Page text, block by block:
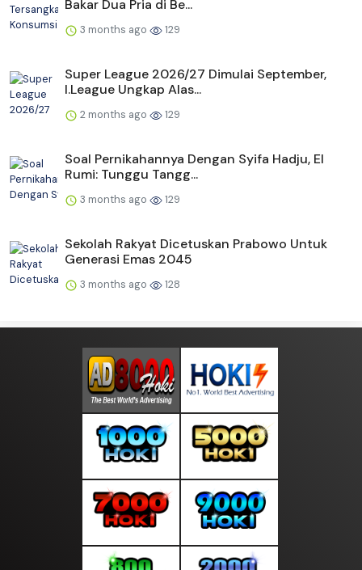
Bakar Dua Pria di Be...
3 months ago 129
Super League 2026/27 Dimulai September,
I.League Ungkap Alas...
2 months ago 129
Soal Pernikahannya Dengan Syifa Hadju, El
Rumi: Tunggu Tangg...
3 months ago 129
Sekolah Rakyat Dicetuskan Prabowo Untuk
Generasi Emas 2045
3 months ago 128